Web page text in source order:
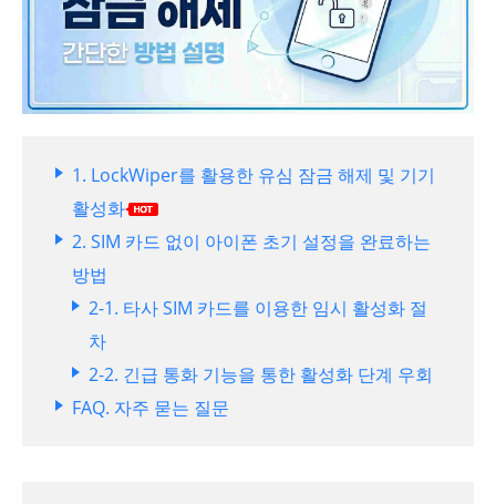
1. LockWiper를 활용한 유심 잠금 해제 및 기기
활성화
2. SIM 카드 없이 아이폰 초기 설정을 완료하는
방법
2-1. 타사 SIM 카드를 이용한 임시 활성화 절
차
2-2. 긴급 통화 기능을 통한 활성화 단계 우회
FAQ. 자주 묻는 질문